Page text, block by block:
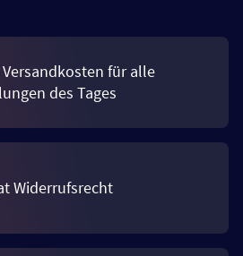
Versandkosten für alle
des Tages
Widerrufsrecht